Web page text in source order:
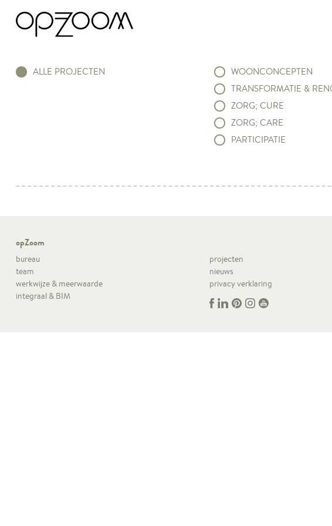
ALLE PROJECTEN
WOONCONCEPTEN
TRANSFORMATIE &
ZORG; CURE
ZORG; CARE
PARTICIPATIE
opZoom
bureau
projecten
team
nieuws
werkwijze & meerwaarde
privacy verklaring
integraal & BIM